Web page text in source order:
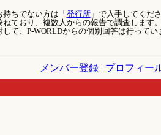
持ちでない方は「 発行所」で入手してくだ
ねており、複数人からの報告で調査します
して、P-WORLDからの個別回答は行ってい
メンバー登録| プロフィー